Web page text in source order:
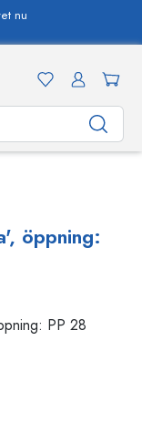
nu
öppning: